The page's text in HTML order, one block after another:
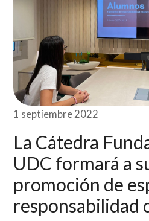
1 septiembre 2022
La Cátedra
UDC formará a
promoción de
responsabilidad